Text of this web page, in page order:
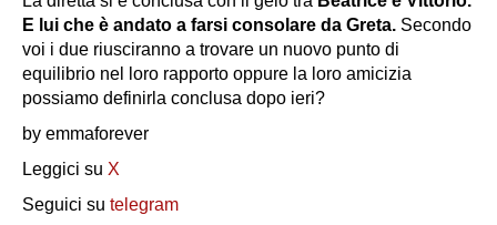
E lui che è andato a farsi consolare da Greta. Secondo
voi i due riusciranno a trovare un nuovo punto di
equilibrio nel loro rapporto oppure la loro amicizia
possiamo definirla conclusa dopo ieri?
by emmaforever
Leggici su X
Seguici su telegram